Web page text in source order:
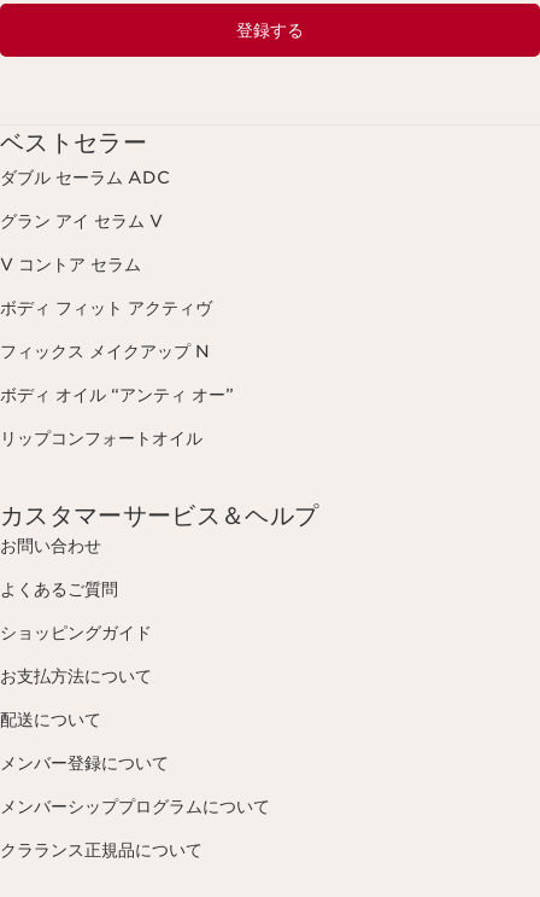
登録する
ベストセラー
ダブル セーラム ADC
グラン アイ セラム V
V コントア セラム
ボディ フィット アクティヴ
フィックス メイクアップ N
ボディ オイル “アンティ オー”
リップコンフォートオイル
カスタマーサービス＆ヘルプ
お問い合わせ
よくあるご質問
ショッピングガイド
お支払方法について
配送について
メンバー登録について
メンバーシッププログラムについて
クラランス正規品について